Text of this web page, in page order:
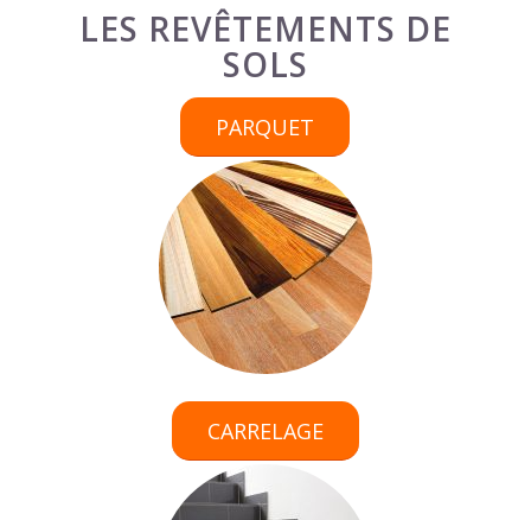
LES REVÊTEMENTS DE
SOLS
PARQUET
CARRELAGE